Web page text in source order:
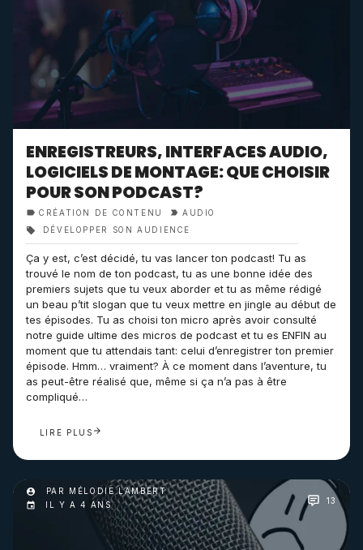
ENREGISTREURS, INTERFACES AUDIO,
LOGICIELS DE MONTAGE: QUE CHOISIR
POUR SON PODCAST?
CRÉATION DE CONTENU
AUDIO
DÉVELOPPER SON AUDIENCE
Ça y est, c’est décidé, tu vas lancer ton podcast! Tu as
trouvé le nom de ton podcast, tu as une bonne idée des
premiers sujets que tu veux aborder et tu as même rédigé
un beau p’tit slogan que tu veux mettre en jingle au début de
tes épisodes. Tu as choisi ton micro après avoir consulté
notre guide ultime des micros de podcast et tu es ENFIN au
moment que tu attendais tant: celui d’enregistrer ton premier
épisode. Hmm… vraiment? À ce moment dans l’aventure, tu
as peut-être réalisé que, même si ça n’a pas à être
compliqué…
LIRE PLUS
PAR MÉLODIE LAMBERT
IL Y A 4 ANS
13